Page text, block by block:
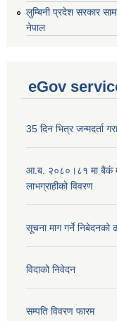
‌लुम्बिनी प्रदेश सरकार
नेपाल
eGov
35 दिन भित्र जन्मदर्ता
आ.ब. २०८०।८१ मा बैकं
लाभग्राहीको विवरण
सूचना माग गर्ने निबेदनको
विदाको निवेदन
सम्पति विवरण फारम